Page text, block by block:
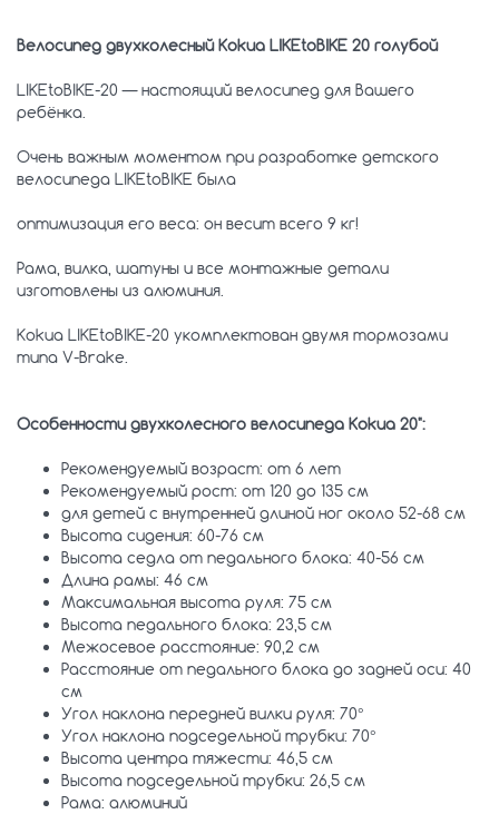
Велосипед двухколесный Kokua LIKEtoBIKE 20 голубой
LIKEtoBIKE-20 — настоящий велосипед для Вашего
ребёнка.
Очень важным моментом при разработке детского
велосипеда LIKEtoBIKE была
оптимизация его веса: он весит всего 9 кг!
Рама, вилка, шатуны и все монтажные детали
изготовлены из алюминия.
Kokua LIKEtoBIKE-20 укомплектован двумя тормозами
типа V-Brake.
Особенности двухколесного велосипеда Kokua 20":
Рекомендуемый возраст: от 6 лет
Рекомендуемый рост: от 120 до 135 см
для детей с внутренней длиной ног около 52-68 см
Высота сидения: 60-76 см
Высота седла от педального блока: 40-56 см
Длина рамы: 46 см
Максимальная высота руля: 75 см
Высота педального блока: 23,5 см
Межосевое расстояние: 90,2 см
Расстояние от педального блока до задней оси: 40
см
Угол наклона передней вилки руля: 70°
Угол наклона подседельной трубки: 70°
Высота центра тяжести: 46,5 см
Высота подседельной трубки: 26,5 см
Рама: алюминий